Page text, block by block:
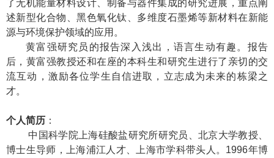
了无机能量材料设计、制备与器件集成的研究进展，重点阐
述新型化合物、黑色氧化钛、多维度石墨烯等新材料在新能
源与环境保护领域的应用。
黄富强研究员的报告深入浅出，语言生动有趣。报告
后，黄富强教授还和在座的本科生和研究生进行了亲切的交
流互动，激励各位学生自信进取，立志成为未来的栋梁之
才。
个人简历 ：
中国科学院上海硅酸盐研究所研究员、北京大学教授、
博士生导师，上海浦江人才、上海市学科带头人。 1996年博